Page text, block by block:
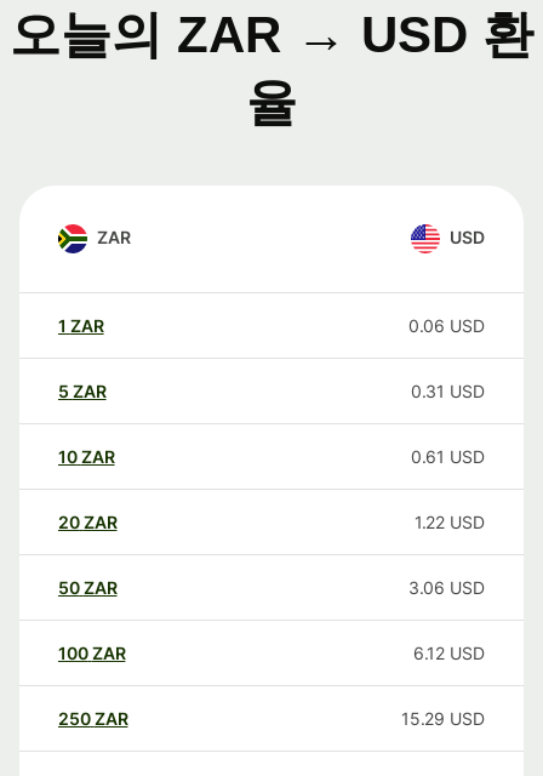
오늘의 ZAR → USD 환
율
ZAR USD
1 ZAR 0.06 USD
5 ZAR 0.31 USD
10ZAR 0.61 USD
20ZAR 1.22 USD
50ZAR 3.06 USD
100ZAR 6.12 USD
250ZAR 15.29 USD